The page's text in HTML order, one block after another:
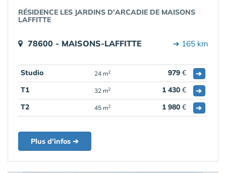
RÉSIDENCE LES JARDINS D'ARCADIE DE MAISONS
LAFFITTE
78600 - MAISONS-LAFFITTE ➔ 165 km
Studio 24 m2 979 €
➔
T1
32 m2 1 430 €
➔
T2
45 m2 1 980 € ➔
Plus d'infos ➔